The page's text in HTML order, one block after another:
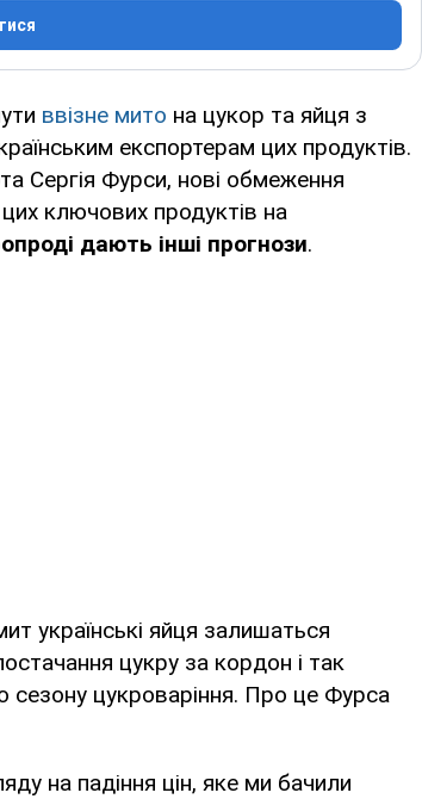
ввізне мито на цукор та яйця з
експортерам цих продуктів.
Сергія Фурси, нові обмеження
цих ключових продуктів на
дають інші прогнози.
українські яйця залишаться
цукру за кордон і так
сезону цукроваріння. Про це Фурса
на падіння цін, яке ми бачили